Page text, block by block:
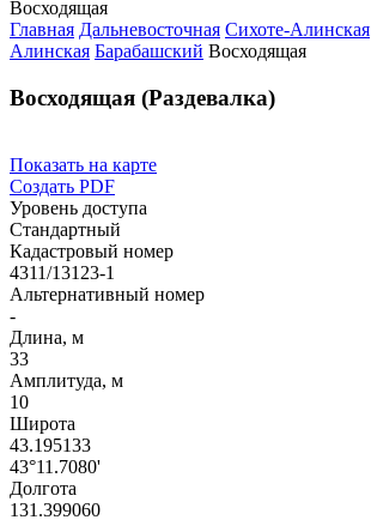
Восходящая
Главная Дальневосточная Сихоте-Алинская
Алинская Барабашский Восходящая
Восходящая (Раздевалка)
Показать на карте
Создать PDF
Уровень доступа
Стандартный
Кадастровый номер
4311/13123-1
Альтернативный номер
-
Длина, м
33
Амплитуда, м
10
Широта
43.195133
43°11.7080'
Долгота
131.399060